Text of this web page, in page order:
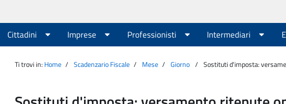
Agenzia
Entrate
Menu
principale
Cittadini Imprese Professionisti Intermediari
Ti trovi in: Home Scadenzario Fiscale Mese Giorno Sostituti d'imposta: